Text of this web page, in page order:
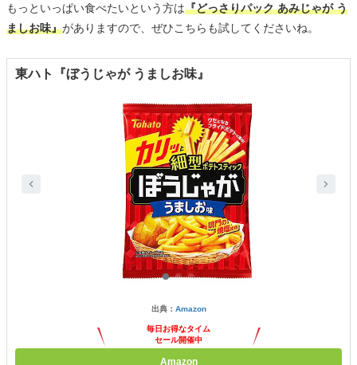
もっといっぱい食べたいという方は『どっさりパック あみじゃが う
ましお味』がありますので、ぜひこちらも試してくださいね。
東ハト『ぼうじゃが うましお味』
出典： Amazon
毎日お得なタイム
セール開催中
Amazon